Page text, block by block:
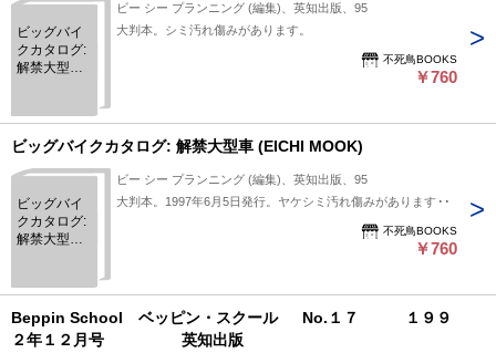
ビッグバイ
クカタログ:
解禁大型車
ビー シー プランニング (編集)、英知出版、95
大判本。シミ汚れ傷みがあります。
不死鳥BOOKS
￥760
ビッグバイクカタログ: 解禁大型車 (EICHI MOOK)
ビッグバイ
クカタログ:
解禁大型車
ビー シー プランニング (編集)、英知出版、95
大判本。1997年6月5日発行。ヤケシミ汚れ傷みがあります。
不死鳥BOOKS
￥760
Beppin School ベッピン・スクール No.１７ １９９
２年１２月号 英知出版